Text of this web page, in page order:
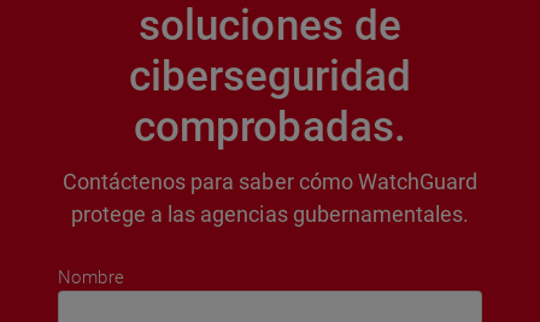
Nombre
soluciones de
ciberseguridad
comprobadas.
Contáctenos para saber cómo WatchGuard
protege a las agencias gubernamentales.